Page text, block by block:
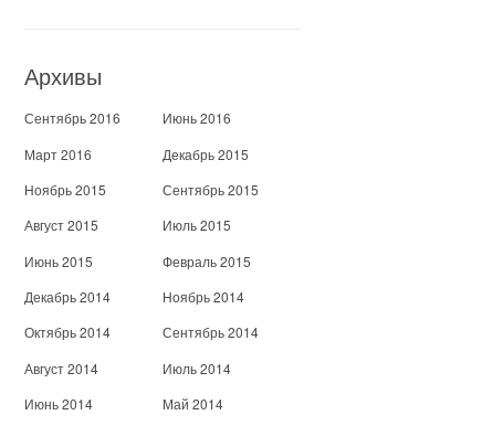
Архивы
Сентябрь 2016
Июнь 2016
Март 2016
Декабрь 2015
Ноябрь 2015
Сентябрь 2015
Август 2015
Июль 2015
Июнь 2015
Февраль 2015
Декабрь 2014
Ноябрь 2014
Октябрь 2014
Сентябрь 2014
Август 2014
Июль 2014
Июнь 2014
Май 2014